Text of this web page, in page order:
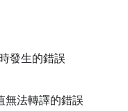
發生的錯誤
無法轉譯的錯誤